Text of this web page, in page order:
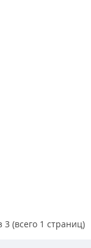
3 (всего 1 страниц)